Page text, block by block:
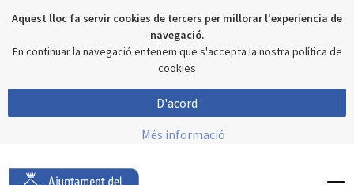
Aquest lloc fa servir cookies de tercers per millorar l'experiencia de
navegació.
En continuar la navegació entenem que s'accepta la nostra política de
cookies
D'acord
Més informació